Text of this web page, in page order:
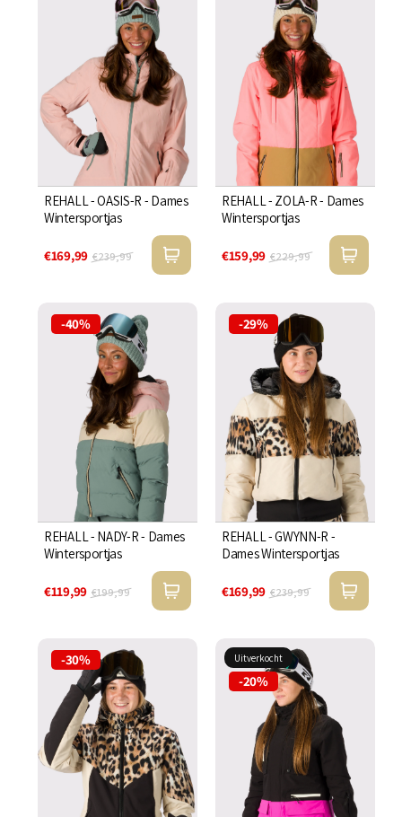
REHALL - OASIS-R - Dames
Wintersportjas
€169,99 €239,99
REHALL - ZOLA-R - Dames
Wintersportjas
€159,99 €229,99
-40%
REHALL - NADY-R - Dames
Wintersportjas
€119,99 €199,99
-29%
REHALL - GWYNN-R -
Dames Wintersportjas
€169,99 €239,99
-30% Uitverkocht
-20%